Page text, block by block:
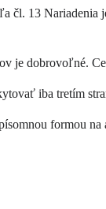
čl. 13 Nariadenia
je dobrovoľné.
iba tretím
formou